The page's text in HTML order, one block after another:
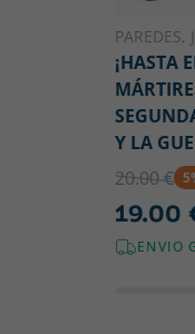
PAREDES,
¡HASTA
Y LA
20.00 €
19.00
ENVIO